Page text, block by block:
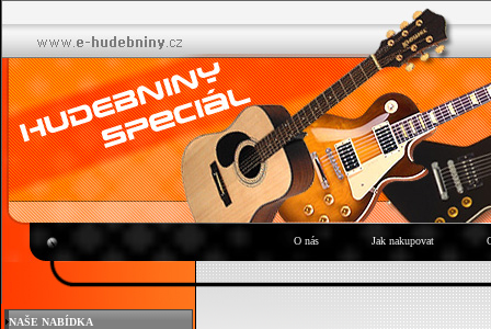
O nás Jak nakupovat
NAŠE NABÍDKA